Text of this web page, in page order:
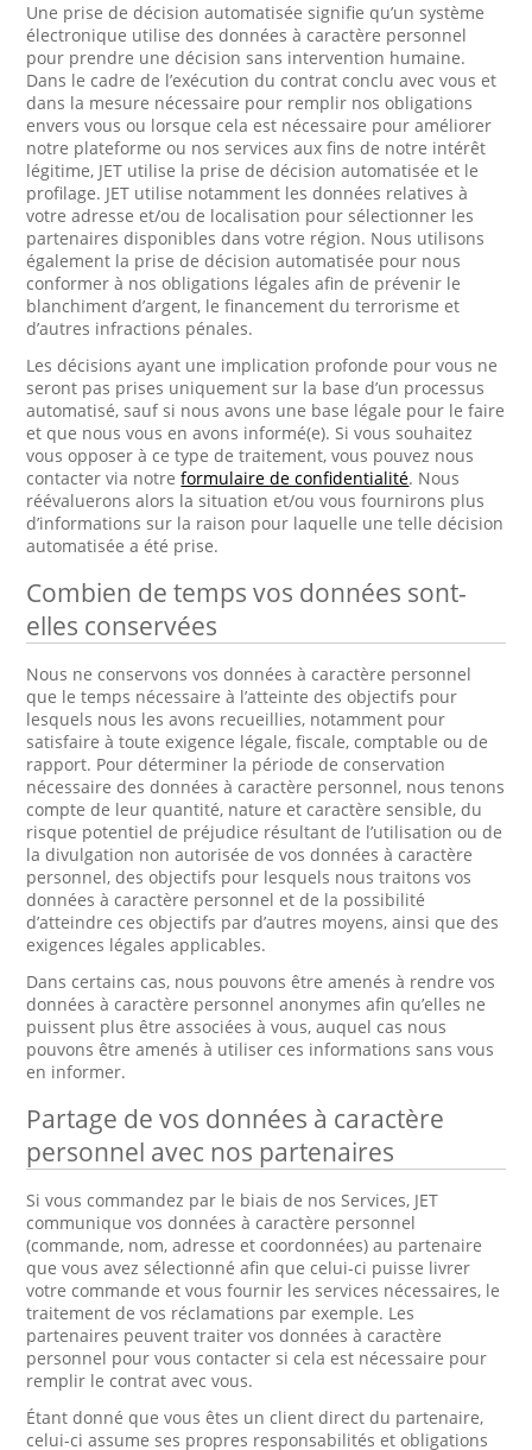
Une prise de décision automatisée signifie qu’un système
électronique utilise des données à caractère personnel
pour prendre une décision sans intervention humaine.
Dans le cadre de l’exécution du contrat conclu avec vous et
dans la mesure nécessaire pour remplir nos obligations
envers vous ou lorsque cela est nécessaire pour améliorer
notre plateforme ou nos services aux fins de notre intérêt
légitime, JET utilise la prise de décision automatisée et le
profilage. JET utilise notamment les données relatives à
votre adresse et/ou de localisation pour sélectionner les
partenaires disponibles dans votre région. Nous utilisons
également la prise de décision automatisée pour nous
conformer à nos obligations légales afin de prévenir le
blanchiment d’argent, le financement du terrorisme et
d’autres infractions pénales.
Les décisions ayant une implication profonde pour vous ne
seront pas prises uniquement sur la base d’un processus
automatisé, sauf si nous avons une base légale pour le faire
et que nous vous en avons informé(e). Si vous souhaitez
vous opposer à ce type de traitement, vous pouvez nous
contacter via notreformulaire de confidentialité. Nous
réévaluerons alors la situation et/ou vous fournirons plus
d’informations sur la raison pour laquelle une telle décision
automatisée a été prise.
Combien de temps vos données sont-
elles conservées
Nous ne conservons vos données à caractère personnel
que le temps nécessaire à l’atteinte des objectifs pour
lesquels nous les avons recueillies, notamment pour
satisfaire à toute exigence légale, fiscale, comptable ou de
rapport. Pour déterminer la période de conservation
nécessaire des données à caractère personnel, nous tenons
compte de leur quantité, nature et caractère sensible, du
risque potentiel de préjudice résultant de l’utilisation ou de
la divulgation non autorisée de vos données à caractère
personnel, des objectifs pour lesquels nous traitons vos
données à caractère personnel et de la possibilité
d’atteindre ces objectifs par d’autres moyens, ainsi que des
exigences légales applicables.
Dans certains cas, nous pouvons être amenés à rendre vos
données à caractère personnel anonymes afin qu’elles ne
puissent plus être associées à vous, auquel cas nous
pouvons être amenés à utiliser ces informations sans vous
en informer.
Partage de vos données à caractère
personnel avec nos partenaires
Si vous commandez par le biais de nos Services, JET
communique vos données à caractère personnel
(commande, nom, adresse et coordonnées) au partenaire
que vous avez sélectionné afin que celui-ci puisse livrer
votre commande et vous fournir les services nécessaires, le
traitement de vos réclamations par exemple. Les
partenaires peuvent traiter vos données à caractère
personnel pour vous contacter si cela est nécessaire pour
remplir le contrat avec vous.
Étant donné que vous êtes un client direct du partenaire,
celui-ci assume ses propres responsabilités et obligations